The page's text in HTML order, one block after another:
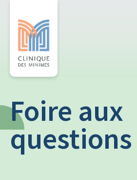
Foire aux
questions